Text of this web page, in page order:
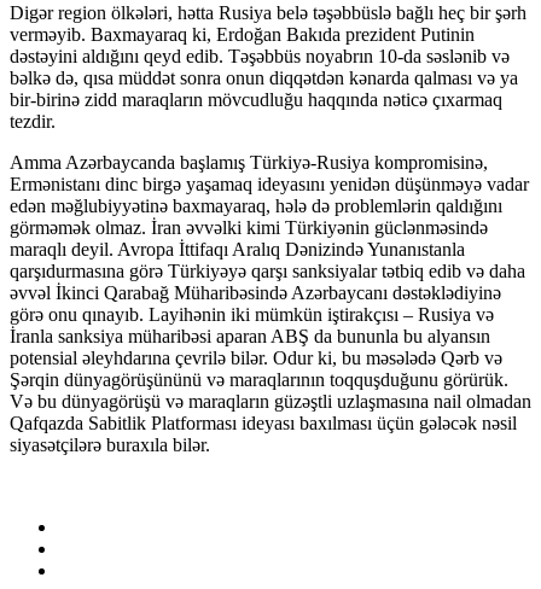
Digər region ölkələri, hətta Rusiya belə təşəbbüslə bağlı heç bir şərh
verməyib. Baxmayaraq ki, Erdoğan Bakıda prezident Putinin
dəstəyini aldığını qeyd edib. Təşəbbüs noyabrın 10-da səslənib və
bəlkə də, qısa müddət sonra onun diqqətdən kənarda qalması və ya
bir-birinə zidd maraqların mövcudluğu haqqında nəticə çıxarmaq
tezdir.
Amma Azərbaycanda başlamış Türkiyə-Rusiya kompromisinə,
Ermənistanı dinc birgə yaşamaq ideyasını yenidən düşünməyə vadar
edən məğlubiyyətinə baxmayaraq, hələ də problemlərin qaldığını
görməmək olmaz. İran əvvəlki kimi Türkiyənin güclənməsində
maraqlı deyil. Avropa İttifaqı Aralıq Dənizində Yunanıstanla
qarşıdurmasına görə Türkiyəyə qarşı sanksiyalar tətbiq edib və daha
əvvəl İkinci Qarabağ Müharibəsində Azərbaycanı dəstəklədiyinə
görə onu qınayıb. Layihənin iki mümkün iştirakçısı – Rusiya və
İranla sanksiya müharibəsi aparan ABŞ da bununla bu alyansın
potensial əleyhdarına çevrilə bilər. Odur ki, bu məsələdə Qərb və
Şərqin dünyagörüşününü və maraqlarının toqquşduğunu görürük.
Və bu dünyagörüşü və maraqların güzəştli uzlaşmasına nail olmadan
Qafqazda Sabitlik Platforması ideyası baxılması üçün gələcək nəsil
siyasətçilərə buraxıla bilər.